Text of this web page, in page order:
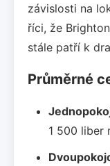
závislosti na
říci, že
stále patří k
Průměrné
1 500 liber